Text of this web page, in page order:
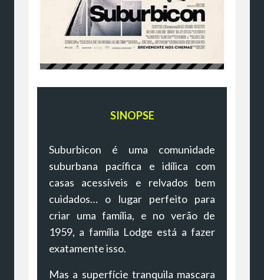
SINOPSE
Suburbicon é uma comunidade
suburbana pacífica e idílica com
casas acessíveis e relvados bem
cuidados… o lugar perfeito para
criar uma família, e no verão de
1959, a família Lodge está a fazer
exatamente isso.
Mas a superfície tranquila mascara